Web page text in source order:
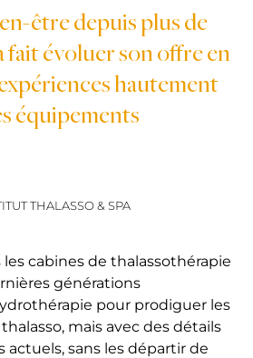
être depuis plus de
fait évoluer son offre en
hautement
équipements
THALASSO & SPA
cabines de thalassothérapie
générations
pour prodiguer les
mais avec des détails
sans les départir de